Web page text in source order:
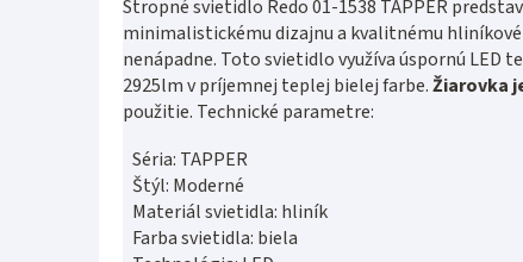
Stropné svietidlo Redo 01-1538 TAPPER
minimalistickému dizajnu a kvalitnému
nenápadne. Toto svietidlo využíva úspornú LED
2925lm v príjemnej teplej bielej farbe.Žiarovka
použitie. Technické parametre:
Séria: TAPPER
Štýl: Moderné
Materiál svietidla: hliník
Farba svietidla: biela